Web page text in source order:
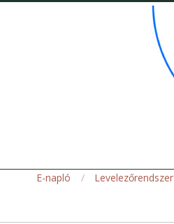
E-napló Levelezőrendszer